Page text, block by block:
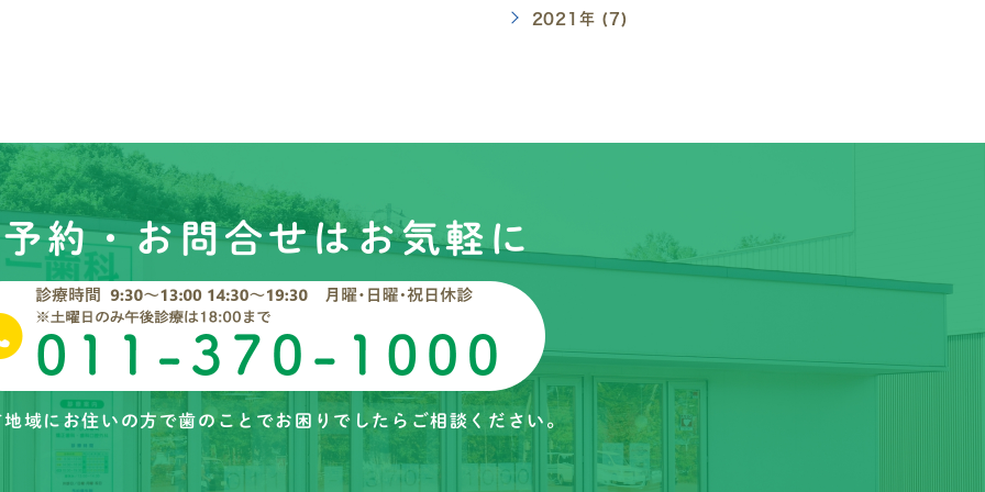
2021年 (7)
約・お問合せはお気軽に
域にお住いの方で歯のことでお困りでしたらご相談ください。